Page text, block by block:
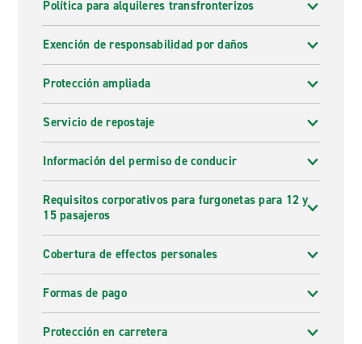
Política para alquileres transfronterizos
Exención de responsabilidad por daños
Protección ampliada
Servicio de repostaje
Información del permiso de conducir
Requisitos corporativos para furgonetas para 12 y
15 pasajeros
Cobertura de effectos personales
Formas de pago
Protección en carretera